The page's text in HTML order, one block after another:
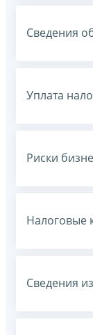
Сведения
Уплата
Риски
Налоговые
Сведения